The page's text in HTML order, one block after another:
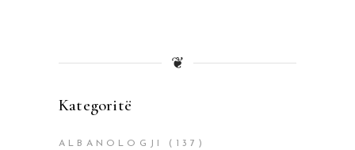
❦
Kategoritë
ALBANOLOGJI (137)